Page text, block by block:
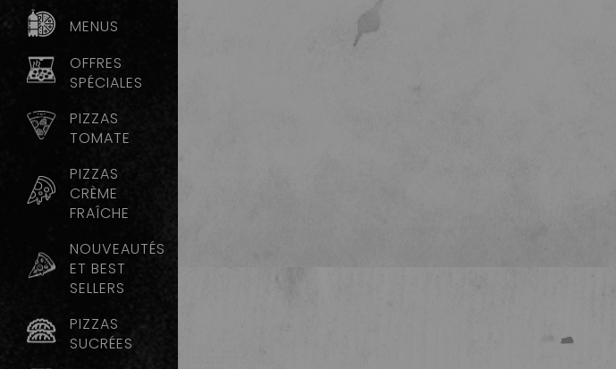
MENUS
OFFRES
SPÉCIALES
PIZZAS
TOMATE
PIZZAS
CRÈME
FRAÎCHE
NOUVEAUTÉS
ET BEST
SELLERS
PIZZAS
SUCRÉES